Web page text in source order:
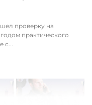
проверку на
практического